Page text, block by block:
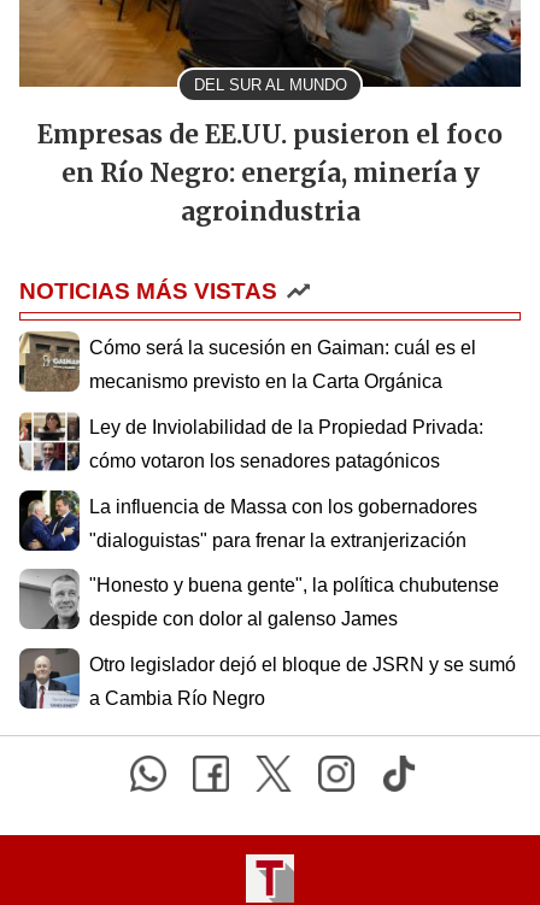
DEL SUR AL MUNDO
Empresas de EE.UU. pusieron el foco
en Río Negro: energía, minería y
agroindustria
NOTICIAS MÁS VISTAS
Cómo será la sucesión en Gaiman: cuál es el
mecanismo previsto en la Carta Orgánica
Ley de Inviolabilidad de la Propiedad Privada:
cómo votaron los senadores patagónicos
La influencia de Massa con los gobernadores
"dialoguistas" para frenar la extranjerización
"Honesto y buena gente", la política chubutense
despide con dolor al galenso James
Otro legislador dejó el bloque de JSRN y se sumó
a Cambia Río Negro